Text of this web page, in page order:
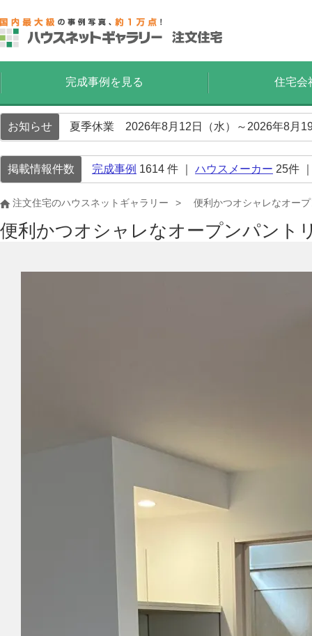
完成事例を見る 住宅会
お知らせ 夏季休業 2026年8月12日（水）～2026年8月
掲載情報件数 完成事例 1614 件 ｜ ハウスメーカー 25件
注文住宅のハウスネットギャラリー 便利かつオシャレなオー
便利かつオシャレなオープンパント